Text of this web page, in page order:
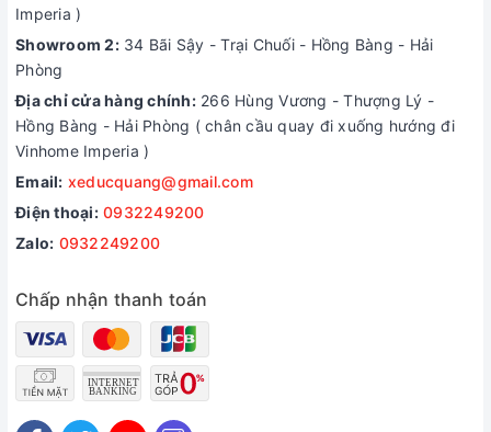
Imperia )
Showroom 2:34 Bãi Sậy - Trại Chuối - Hồng Bàng - Hải
Phòng
Địa chỉ cửa hàng chính:266 Hùng Vương - Thượng Lý -
Hồng Bàng - Hải Phòng ( chân cầu quay đi xuống hướng đi
Vinhome Imperia )
Email: xeducquang@gmail.com
Điện thoại: 0932249200
Zalo: 0932249200
Chấp nhận thanh toán